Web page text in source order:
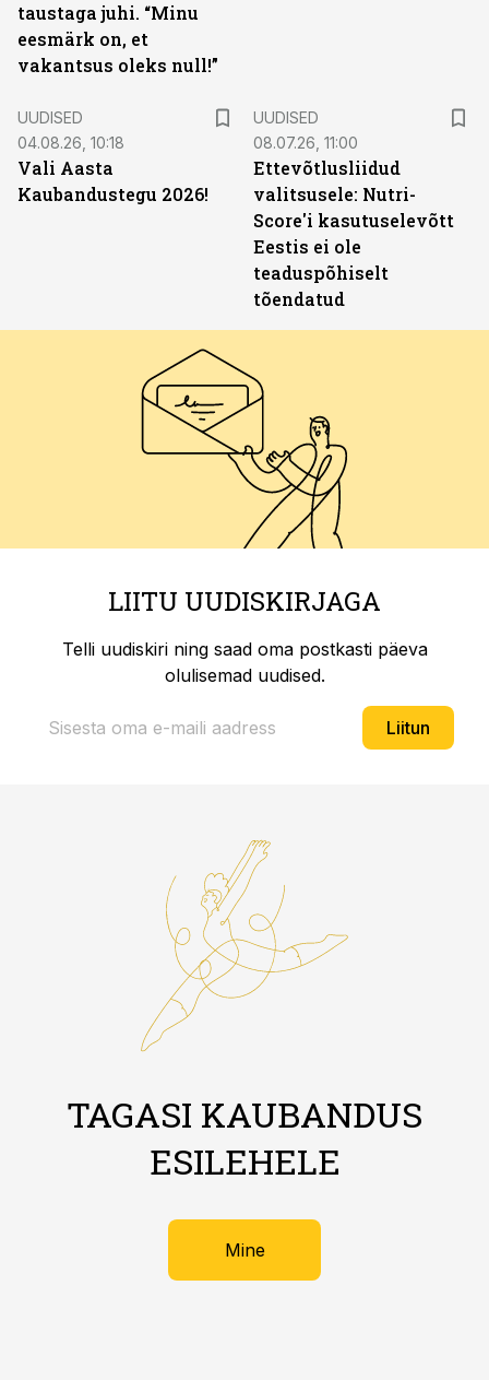
taustaga juhi. “Minu
eesmärk on, et
vakantsus oleks null!”
UUDISED
04.08.26, 10:18
Vali Aasta
Kaubandustegu 2026!
UUDISED
08.07.26, 11:00
Ettevõtlusliidud
valitsusele: Nutri-
Score'i kasutuselevõtt
Eestis ei ole
teaduspõhiselt
tõendatud
LIITU UUDISKIRJAGA
Telli uudiskiri ning saad oma postkasti päeva
olulisemad uudised.
Liitun
TAGASI KAUBANDUS
ESILEHELE
Mine